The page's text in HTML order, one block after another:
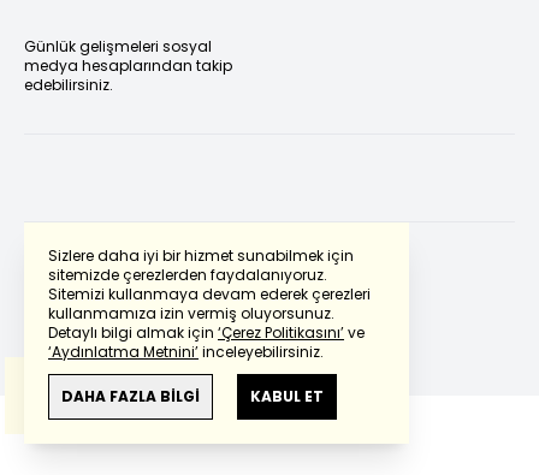
Sizlere daha iyi bir hizmet sunabilmek için
sitemizde çerezlerden faydalanıyoruz.
Sitemizi kullanmaya devam ederek çerezleri
kullanmamıza izin vermiş oluyorsunuz.
Detaylı bilgi almak için ‘Çerez Politikasını’ve
‘Aydınlatma Metnini’inceleyebilirsiniz.
DAHA FAZLA BİLGİ KABUL ET
Günlük gelişmeleri sosyal
medya hesaplarından takip
edebilirsiniz.
Powered by Translate
Bu çevirideGoogle Transletekullanılmıştır.
Anlam ve çeviri hatalarından
haberturk.com
sorumlu değildir.